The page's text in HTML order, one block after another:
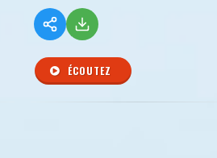
ÉCOUTEZ